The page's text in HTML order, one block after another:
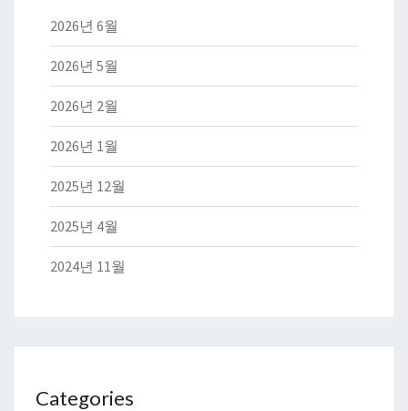
2026년 6월
2026년 5월
2026년 2월
2026년 1월
2025년 12월
2025년 4월
2024년 11월
Categories